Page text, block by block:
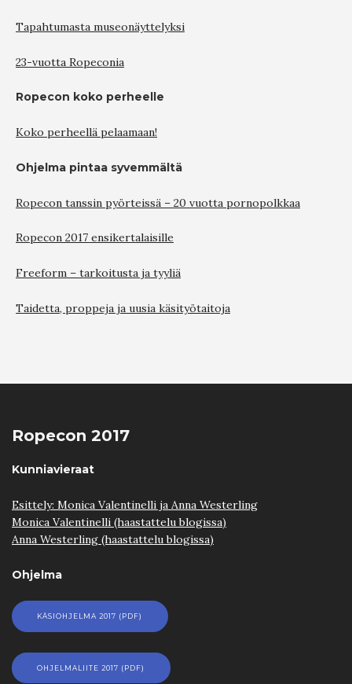
Tapahtumasta museonäyttelyksi
23-vuotta Ropeconia
Ropecon koko perheelle
Koko perheellä pelaamaan!
Ohjelma pintaa syvemmältä
Ropecon tanssin pyörteissä – 20 vuotta pornopolkkaa
Ropecon 2017 ensikertalaisille
Freeform – tarkoitusta ja tyyliä
Taidetta, proppeja ja uusia käsityötaitoja
Ropecon 2017
Kunniavieraat
Esittely: Monica Valentinelli ja Anna Westerling
Monica Valentinelli (haastattelu blogissa)
Anna Westerling (haastattelu blogissa)
Ohjelma
KÄSIOHJELMA 2017 (PDF)
OHJELMALIITE 2017 (PDF)